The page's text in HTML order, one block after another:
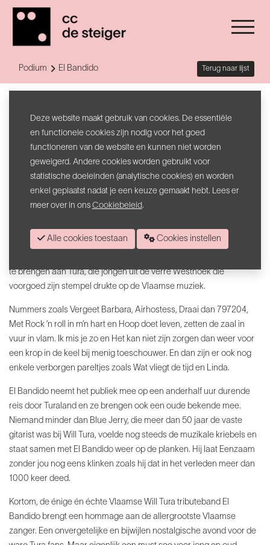
Podium El Bandido Terug naar lijst
Op 2 augustus 2025 werd Will Tura, de keizer van het Vlaamse lied,
85 jaar. Will stopte in 2023 met optreden, na een rijkgevulde
carrière van meer dan 60 jaar. Zijn muziek behoort zonder twijfel tot
het muzikale Vlaamse erfgoed. Ondertussen kennen 4 generaties
de muzikale pareltjes zoals Eenzaam zonder jou of Mooi, ’t leven is
In 2019 sloegen een aantal West-Vlaamse muzikanten de handen
in elkaar en onder de naam El Bandido, genoemd naar de gekende
te brengen aan Tura, die jongen uit de verre Westhoek die
voorgoed zijn stempel drukte op de Vlaamse muziek.
Nummers zoals Vergeet Barbara, Airhostess, Draai dan 797204,
Met Rock ’n roll in m’n hart en Hoop doet leven, zetten de zaal in
vuur in vlam. Ik mis je zo en Het kan niet zijn zorgen dan weer voor
een krop in de keel bij menig toeschouwer. En dan zijn er ook nog
enkele verborgen pareltjes zoals Wat vliegt de tijd en Linda.
El Bandido neemt het publiek mee op een anderhalf uur durende
reis door Turaland en ze brengen ook een oude bekende mee.
Niemand minder dan Blue Jerry, die meer dan 50 jaar de vaste
gitarist was bij Will Tura, voelde nog steeds de muzikale kriebels en
staat samen met El Bandido weer op de planken. Hij laat Eenzaam
zonder jou nog eens klinken zoals hij dat in het verleden meer dan
1000 keer deed.
Kortom, de énige én échte Vlaamse Will Tura tributeband El
Bandido brengt een hommage aan de allergrootste Vlaamse
zanger. Een onvergetelijke en bijwijlen nostalgische avond voor de
Deze website maakt gebruik van cookies. De essentiële
en functionele cookies zijn nodig voor het goed
functioneren van de website en kunnen niet worden
geweigerd. Andere cookies worden gebruikt voor
statistische doeleinden (analytische cookies) en worden
enkel geplaatst nadat je een keuze gemaakt hebt. Lees er
meer over in ons Cookiebeleid.
Alle cookies toestaan Cookies instellen